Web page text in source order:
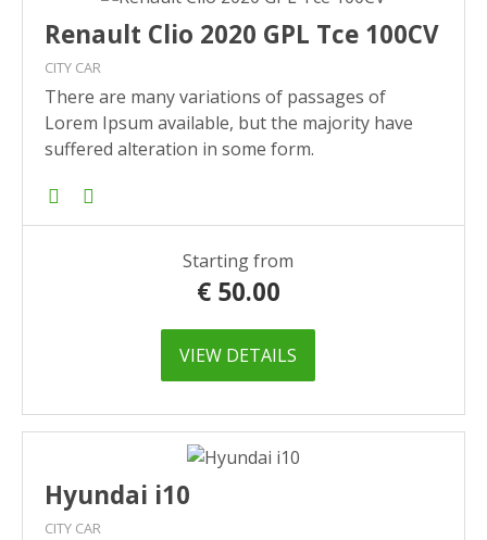
Renault Clio 2020 GPL Tce 100CV
CITY CAR
There are many variations of passages of
Lorem Ipsum available, but the majority have
suffered alteration in some form.
Starting from
€ 50.00
VIEW DETAILS
Hyundai i10
CITY CAR